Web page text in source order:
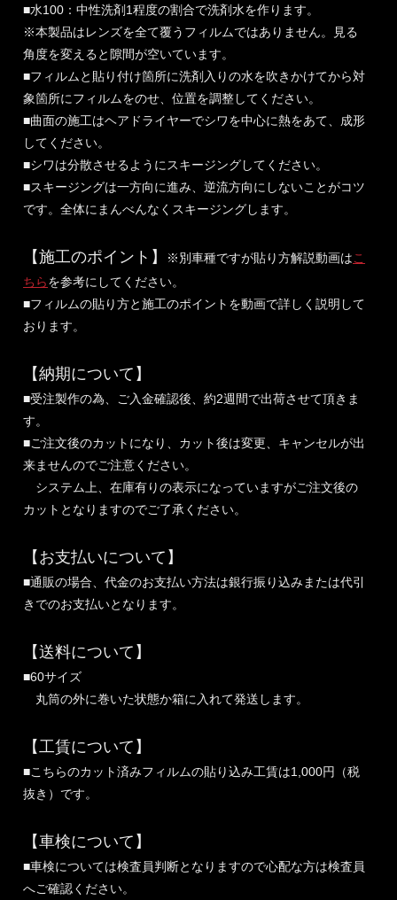
■水100：中性洗剤1程度の割合で洗剤水を作ります。
※本製品はレンズを全て覆うフィルムではありません。見る
角度を変えると隙間が空いています。
■フィルムと貼り付け箇所に洗剤入りの水を吹きかけてから対
象箇所にフィルムをのせ、位置を調整してください。
■曲面の施工はヘアドライヤーでシワを中心に熱をあて、成形
してください。
■シワは分散させるようにスキージングしてください。
■スキージングは一方向に進み、逆流方向にしないことがコツ
です。全体にまんべんなくスキージングします。
【施工のポイント】 ※別車種ですが貼り方解説動画はこ
ちらを参考にしてください。
■フィルムの貼り方と施工のポイントを動画で詳しく説明して
おります。
【納期について】
■受注製作の為、ご入金確認後、約2週間で出荷させて頂きま
す。
■ご注文後のカットになり、カット後は変更、キャンセルが出
来ませんのでご注意ください。
システム上、在庫有りの表示になっていますがご注文後の
カットとなりますのでご了承ください。
【お支払いについて】
■通販の場合、代金のお支払い方法は銀行振り込みまたは代引
きでのお支払いとなります。
【送料について】
■60サイズ
丸筒の外に巻いた状態か箱に入れて発送します。
【工賃について】
■こちらのカット済みフィルムの貼り込み工賃は1,000円（税
抜き）です。
【車検について】
■車検については検査員判断となりますので心配な方は検査員
へご確認ください。